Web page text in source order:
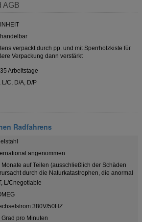
AGB
verpackt durch pp. und mit Sperrholzkiste für
Verpackung dann verstärkt
Arbeitstage
L/C, D/A, D/P
Radfahrens
angenommen
Monate auf Teilen (ausschließlich der Schäden
durch die Naturkatastrophen, die anormal
L/Cnegotiable
380V/50HZ
Grad pro Minuten